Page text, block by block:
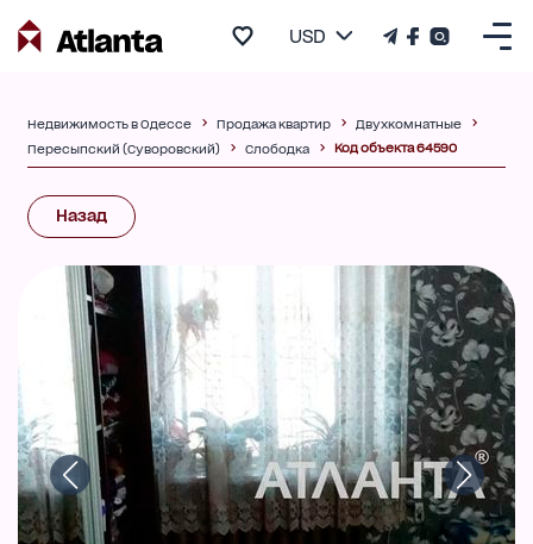
USD
Недвижимость в Одессе Продажа квартир
Двухкомнатные
Пересыпский (Суворовский)
Слободка Код объекта 64590
Назад